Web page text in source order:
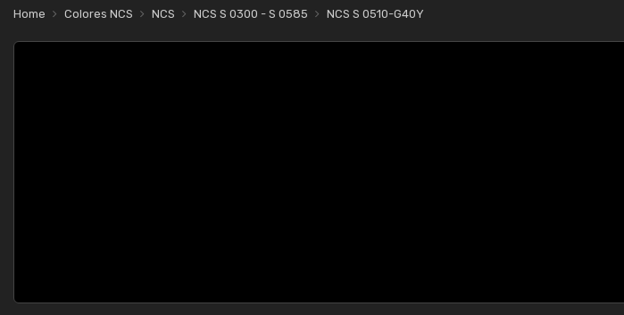
Home Colores NCS NCS NCS S 0300 - S 0585 NCS S 0510-G40Y